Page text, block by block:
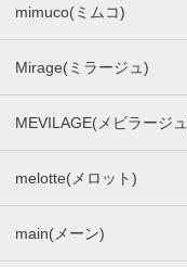
mimuco(ミムコ)
Mirage(ミラージュ)
MEVILAGE(メビラージ
melotte(メロット)
main(メーン)